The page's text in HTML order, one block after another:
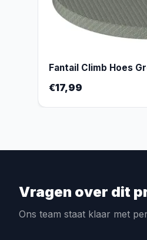
Fantail Climb Hoes
€17,99
Vragen over dit
Ons team staat klaar met